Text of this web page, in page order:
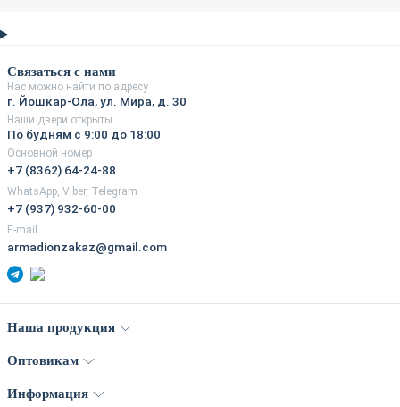
Связаться с нами
Нас можно найти по адресу
г. Йошкар-Ола, ул. Мира, д. 30
Наши двери открыты
По будням с 9:00 до 18:00
Основной номер
+7 (8362) 64-24-88
WhatsApp, Viber, Telegram
+7 (937) 932-60-00
E-mail
armadionzakaz@gmail.com
Наша продукция
Оптовикам
Информация